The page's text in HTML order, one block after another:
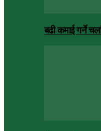
बढी कमाई गर्ने